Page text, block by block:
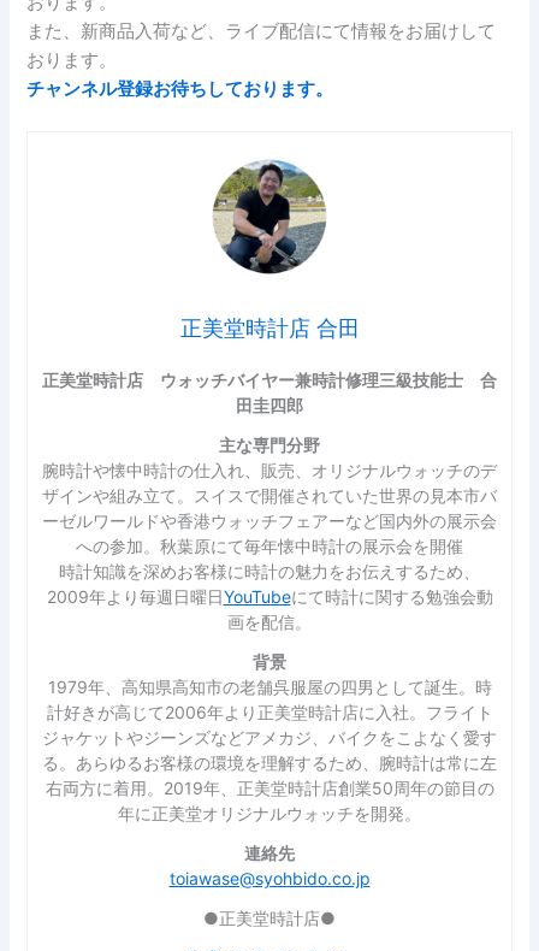
また、新商品入荷など、ライブ配信にて情報をお届けして
おります。
チャンネル登録お待ちしております。
正美堂時計店 合田
正美堂時計店 ウォッチバイヤー兼時計修理三級技能士 合
田圭四郎
主な専門分野
腕時計や懐中時計の仕入れ、販売、オリジナルウォッチのデ
ザインや組み立て。スイスで開催されていた世界の見本市バ
ーゼルワールドや香港ウォッチフェアーなど国内外の展示会
への参加。秋葉原にて毎年懐中時計の展示会を開催
時計知識を深めお客様に時計の魅力をお伝えするため、
2009年より毎週日曜日YouTubeにて時計に関する勉強会動
画を配信。
背景
1979年、高知県高知市の老舗呉服屋の四男として誕生。時
計好きが高じて2006年より正美堂時計店に入社。フライト
ジャケットやジーンズなどアメカジ、バイクをこよなく愛す
る。あらゆるお客様の環境を理解するため、腕時計は常に左
右両方に着用。2019年、正美堂時計店創業50周年の節目の
年に正美堂オリジナルウォッチを開発。
連絡先
toiawase@syohbido.co.jp
●正美堂時計店●